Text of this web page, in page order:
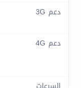
دعم 3G
دعم 4G